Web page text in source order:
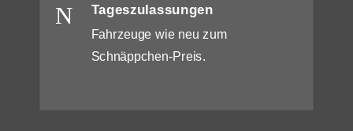
N Tageszulassungen
Fahrzeuge wie neu zum
Schnäppchen-Preis.